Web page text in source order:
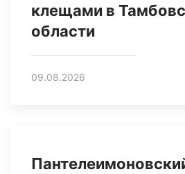
клещами в
области
09.08.2026